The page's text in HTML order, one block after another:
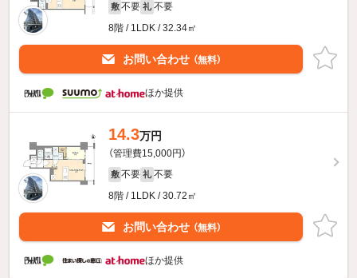
敷 不要 礼 不要
8階 / 1LDK / 32.34㎡
お問い合わせ （無料）
ほか提供
14.3万円
（管理費15,000円）
敷 不要 礼 不要
8階 / 1LDK / 30.72㎡
お問い合わせ （無料）
ほか提供